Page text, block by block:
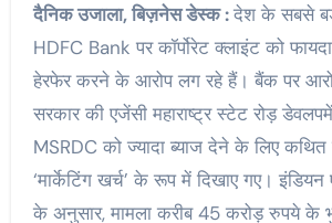
दैनिक उजाला, बिज़नेस डेस्क :देश के सबसे
HDFC Bank पर कॉर्पोरेट क्लाइंट को
हेरफेर करने के आरोप लग रहे हैं। बैंक पर
सरकार की एजेंसी महाराष्ट्र स्टेट रोड़
MSRDC को ज्यादा ब्याज देने के लिए कथित
‘मार्केटिंग खर्च’ के रूप में दिखाए गए। इंडियन
के अनुसार, मामला करीब 45 करोड़ रुपये के